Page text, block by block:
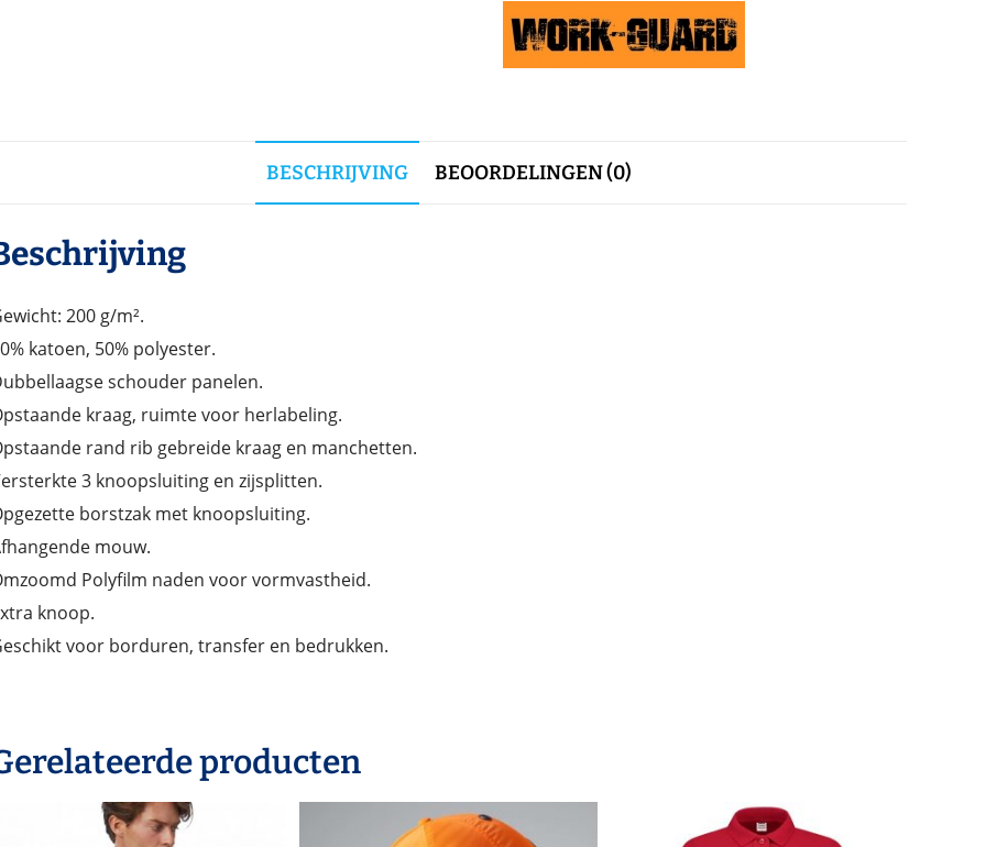
BESCHRIJVING BEOORDELINGEN (0)
200 g/m².
katoen, 50% polyester.
schouder panelen.
kraag, ruimte voor herlabeling.
rand rib gebreide kraag en manchetten.
3 knoopsluiting en zijsplitten.
borstzak met knoopsluiting.
mouw.
Polyfilm naden voor vormvastheid.
knoop.
voor borduren, transfer en bedrukken.
producten